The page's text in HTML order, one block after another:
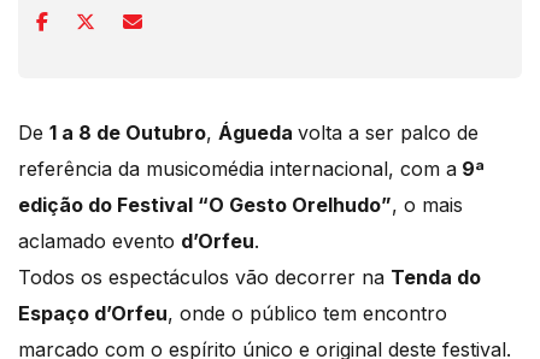
De 1 a 8 de Outubro, Águeda volta a ser palco de
referência da musicomédia internacional, com a 9ª
edição do Festival “O Gesto Orelhudo”, o mais
aclamado evento d’Orfeu.
Todos os espectáculos vão decorrer na Tenda do
Espaço d’Orfeu, onde o público tem encontro
marcado com o espírito único e original deste festival.